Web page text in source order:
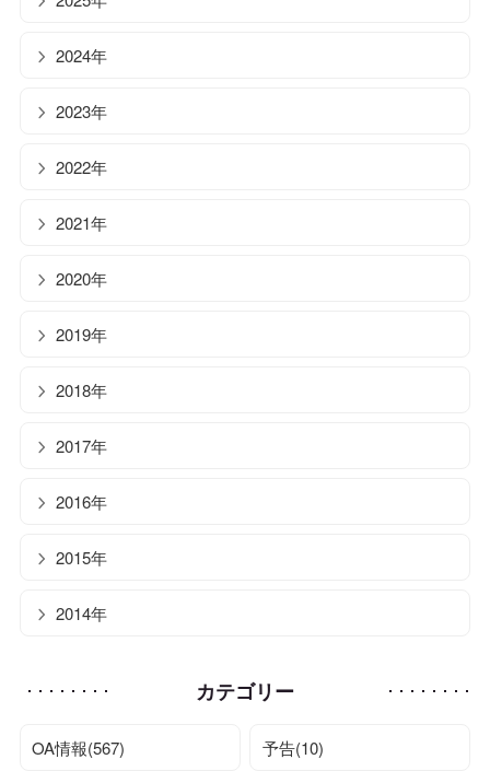
2024年
2023年
2022年
2021年
2020年
2019年
2018年
2017年
2016年
2015年
2014年
カテゴリー
OA情報(567) 予告(10)